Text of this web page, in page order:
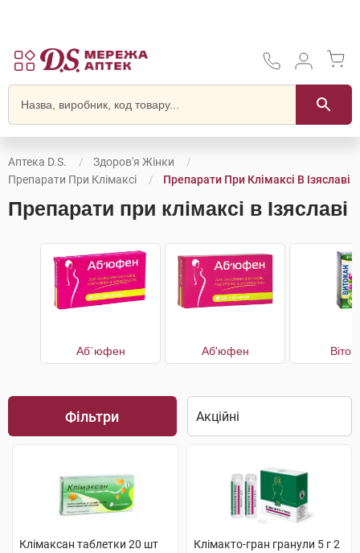
Аптека D.S.
Здоров'я Жінки
Препарати При Клімаксі
Препарати При Клімаксі В Ізяславі
Препарати при клімаксі в Ізяславі
Аб`юфен Аб'юфен
Фільтри
Клімаксан таблетки 20 шт
Клімакто-гран гранули 5 г 2